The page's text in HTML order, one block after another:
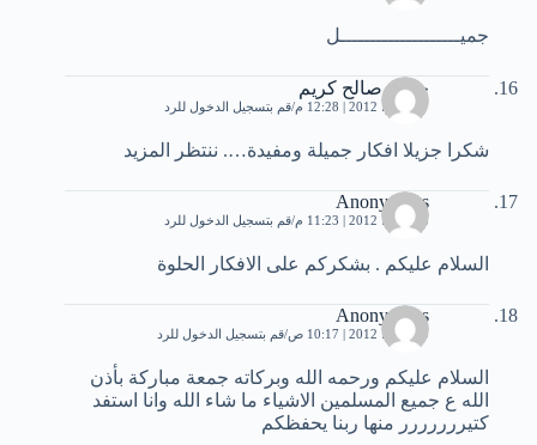
جميــــــــــــــــــــل
جعفر صالح كريم
27 يونيو، 2012 | 12:28 م قم بتسجيل الدخول للرد
شكرا جزيلا افكار جميلة ومفيدة…. ننتظر المزيد
Anonymous
28 يونيو، 2012 | 11:23 م قم بتسجيل الدخول للرد
السلام عليكم . بشكركم على الافكار الحلوة
Anonymous
29 يونيو، 2012 | 10:17 ص قم بتسجيل الدخول للرد
السلام عليكم ورحمه الله وبركاته جمعة مباركة بأذن
الله ع جميع المسلمين الاشياء ما شاء الله وانا استفد
كتيررررررر منها ربنا يحفظكم